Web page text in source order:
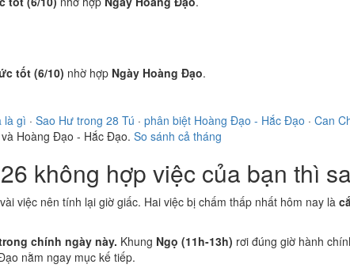
tốt (6/10) nhờ hợp Ngày Hoàng Đạo.
là gì · Sao Hư trong 28 Tú · phân biệt Hoàng Đạo - Hắc Đạo · Can
Hoàng Đạo - Hắc Đạo. So sánh cả tháng
không hợp việc của bạn thì
việc nên tính lại giờ giấc. Hai việc bị chấm thấp nhất hôm nay là
chính ngày này. Khung Ngọ (11h-13h) rơi đúng giờ hành
nằm ngay mục kế tiếp.